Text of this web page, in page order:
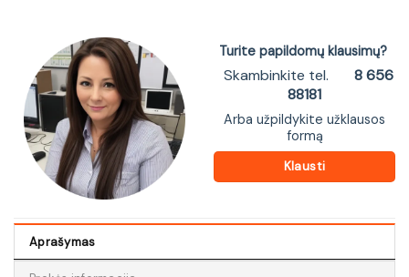
Turite papildomų klausimų?
Skambinkite tel.
8 656
88181
Arba užpildykite užklausos
formą
Klausti
Aprašymas